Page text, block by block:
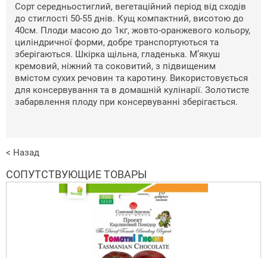
Сорт середньостиглий, вегетаційний період від сходів
до стиглості 50-55 днів. Кущ компактний, висотою до
40см. Плоди масою до 1кг, жовто-оранжевого кольору,
циліндричної форми, добре транспортуються та
зберігаються. Шкірка щільна, гладенька. М’якуш
кремовий, ніжний та соковитий, з підвищеним
вмістом сухих речовин та каротину. Використовується
для консервування та в домашній кулінарії. Золотисте
забарвлення плоду при консервуванні зберігається.
< Назад
СОПУТСТВУЮЩИЕ ТОВАРЫ